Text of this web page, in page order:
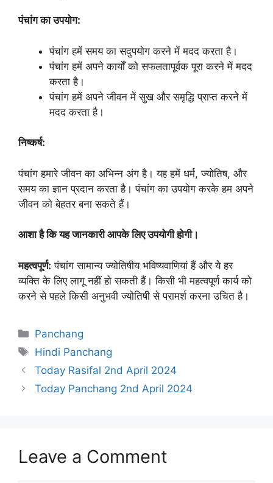
पंचांग का उपयोग:
पंचांग हमें समय का सदुपयोग करने में मदद करता है।
पंचांग हमें अपने कार्यों को सफलतापूर्वक पूरा करने में मदद
करता है।
पंचांग हमें अपने जीवन में सुख और समृद्धि प्राप्त करने में
मदद करता है।
निष्कर्ष:
पंचांग हमारे जीवन का अभिन्न अंग है। यह हमें धर्म, ज्योतिष, और
समय का ज्ञान प्रदान करता है। पंचांग का उपयोग करके हम अपने
जीवन को बेहतर बना सकते हैं।
आशा है कि यह जानकारी आपके लिए उपयोगी होगी।
महत्वपूर्ण: पंचांग सामान्य ज्योतिषीय भविष्यवाणियां हैं और ये हर
व्यक्ति के लिए लागू नहीं हो सकती हैं। किसी भी महत्वपूर्ण कार्य को
करने से पहले किसी अनुभवी ज्योतिषी से परामर्श करना उचित है।
Categories
Panchang
Tags
Hindi Panchang
Today Rasifal 2nd April 2024
Today Panchang 2nd April 2024
Leave a Comment